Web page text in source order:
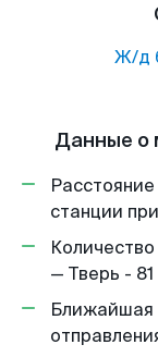
Ж/д
Данные о
станции
— Тверь - 81
Ближайшая